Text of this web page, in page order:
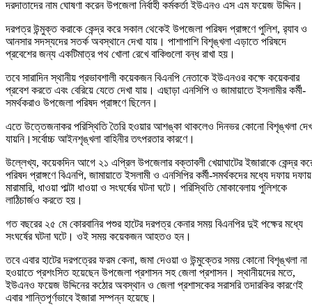
দরদাতাদের নাম ঘোষণা করেন উপজেলা নির্বাহী কর্মকর্তা ইউএনও এস এম ফয়েজ উদ্দিন।
দরপত্র উন্মুক্ত করাকে কেন্দ্র করে সকাল থেকেই উপজেলা পরিষদ প্রাঙ্গণে পুলিশ, র‌্যাব ও
আনসার সদস্যদের সতর্ক অবস্থানে দেখা যায়। পাশাপাশি বিশৃঙ্খলা এড়াতে পরিষদে
প্রবেশের জন্য একটিমাত্র পথ খোলা রেখে বাকিগুলো বন্ধ রাখা হয়।
তবে সারাদিন স্থানীয় প্রভাবশালী কয়েকজন বিএনপি নেতাকে ইউএনওর কক্ষে কয়েকবার
প্রবেশ করতে এবং বেরিয়ে যেতে দেখা যায়। এছাড়া এনসিপি ও জামায়াতে ইসলামীর কর্মী-
সমর্থকরাও উপজেলা পরিষদ প্রাঙ্গণে ছিলেন।
এতে উত্তেজনাকর পরিস্থিতি তৈরি হওয়ার আশঙ্কা থাকলেও দিনভর কোনো বিশৃঙ্খলা
যায়নি।সর্বোচ্চ আইনশৃঙ্খলা বাহিনীর তৎপরতার কারণে।
উল্লেখ্য, কয়েকদিন আগে ২১ এপ্রিল উপজেলার বক্তাবলী খেয়াঘাটের ইজারাকে কেন্দ্র
পরিষদ প্রাঙ্গণে বিএনপি, জামায়াতে ইসলামী ও এনসিপির কর্মী-সমর্থকদের মধ্যে দফায় দফায়
মারামারি, ধাওয়া পাল্টা ধাওয়া ও সংঘর্ষের ঘটনা ঘটে। পরিস্থিতি মোকাবেলায় পুলিশকে
লাঠিচার্জও করতে হয়।
গত বছরের ২৫ মে কোরবানির পশুর হাটের দরপত্র কেনার সময় বিএনপির দুই পক্ষের মধ্যে
সংঘর্ষের ঘটনা ঘটে। ওই সময় কয়েকজন আহতও হন।
তবে এবার হাটের দরপত্রের ফরম কেনা, জমা দেওয়া ও উন্মুক্তের সময় কোনো বিশৃঙ্খলা না
হওয়াতে প্রশংসিত হয়েছেন উপজেলা প্রশাসন সহ জেলা প্রশাসন। স্থানীয়দের মতে,
ইউএনও ফয়েজ উদ্দিনের কঠোর অবস্থান ও জেলা প্রশাসকের সরাসরি তদারকির কারণেই
এবার শান্তিপূর্ণভাবে ইজারা সম্পন্ন হয়েছে।